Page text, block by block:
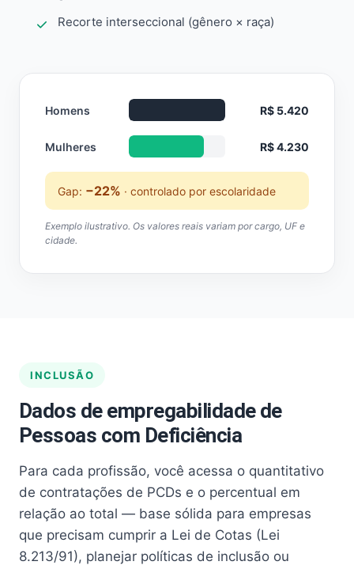
Recorte interseccional (gênero × raça)
Homens R$ 5.420
Mulheres R$ 4.230
Gap: −22% · controlado por escolaridade
Exemplo ilustrativo. Os valores reais variam por cargo, UF e
cidade.
INCLUSÃO
Dados de empregabilidade de
Pessoas com Deficiência
Para cada profissão, você acessa o quantitativo
de contratações de PCDs e o percentual em
relação ao total — base sólida para empresas
que precisam cumprir a Lei de Cotas (Lei
8.213/91), planejar políticas de inclusão ou